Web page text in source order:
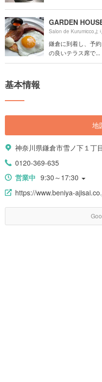
GARDEN
Salon de Kurumiccoよ
鎌倉に到着し、予
の良いテラス席で...
基本情報
地
神奈川県鎌倉市雪ノ下１丁
0120-369-635
営業中 9:30～17:30
https://www.beniya-